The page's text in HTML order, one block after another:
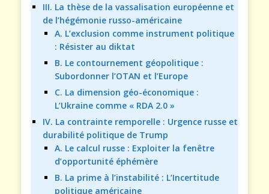
III. La thèse de la vassalisation européenne et
de l’hégémonie russo-américaine
A. L’exclusion comme instrument politique
: Résister au diktat
B. Le contournement géopolitique :
Subordonner l’OTAN et l’Europe
C. La dimension géo-économique :
L’Ukraine comme « RDA 2.0 »
IV. La contrainte remporelle : Urgence russe et
durabilité politique de Trump
A. Le calcul russe : Exploiter la fenêtre
d’opportunité éphémère
B. La prime à l’instabilité : L’Incertitude
politique américaine